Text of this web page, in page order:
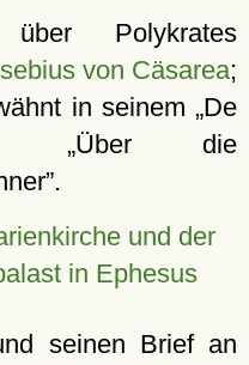
Polykrates
von Cäsarea;
in seinem De
Über die
.
und der
in Ephesus
seinen Brief an